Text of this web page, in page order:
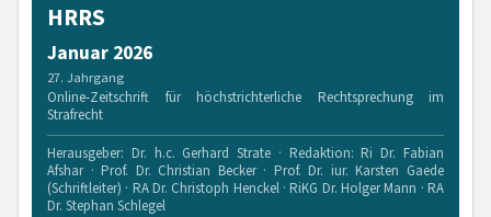
HRRS
Januar 2026
27. Jahrgang
Online-Zeitschrift für höchstrichterliche Rechtsprechung im
Strafrecht
Herausgeber: Dr. h.c. Gerhard Strate · Redaktion: Ri Dr. Fabian
Afshar · Prof. Dr. Christian Becker · Prof. Dr. iur. Karsten Gaede
(Schriftleiter) · RA Dr. Christoph Henckel · RiKG Dr. Holger Mann · RA
Dr. Stephan Schlegel